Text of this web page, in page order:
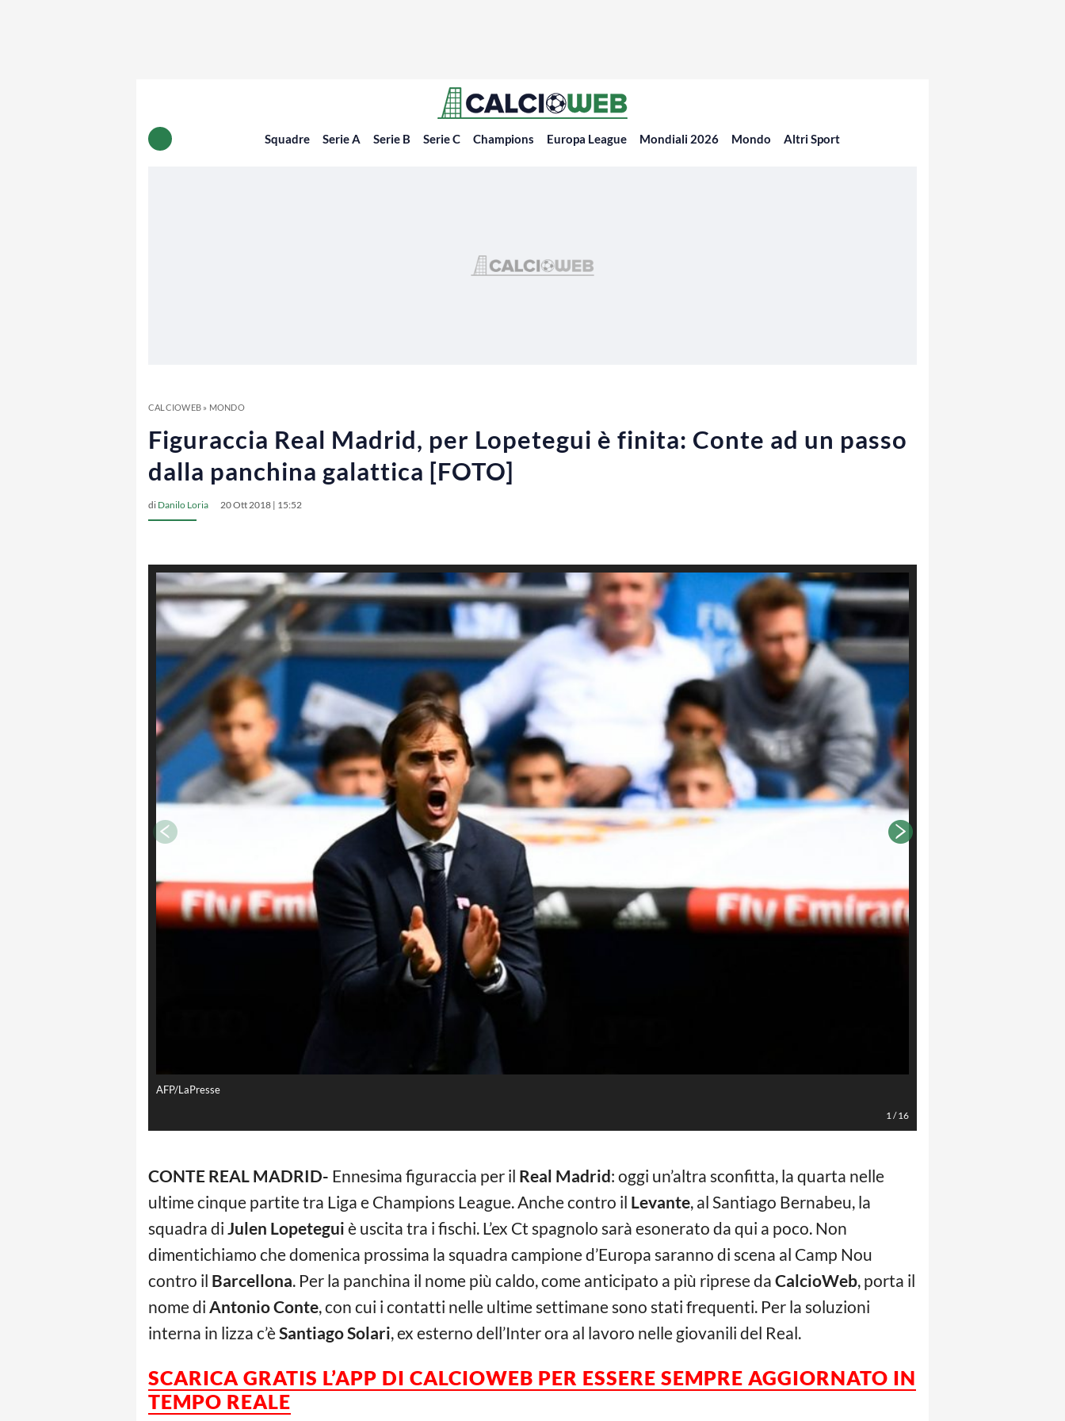
Squadre Serie A Serie B Serie C Champions Europa League Mondiali 2026 Mondo Altri Sport
CALCIOWEB» MONDO
Figuraccia Real Madrid, per Lopetegui è finita: Conte ad un passo
dalla panchina galattica [FOTO]
di Danilo Loria 20 Ott 2018 | 15:52
AFP/LaPresse
1/16
CONTE REAL MADRID- Ennesima figuraccia per il Real Madrid: oggi un’altra sconfitta, la quarta nelle
ultime cinque partite tra Liga e Champions League. Anche contro il Levante, al Santiago Bernabeu, la
squadra di Julen Lopetegui è uscita tra i fischi. L’ex Ct spagnolo sarà esonerato da qui a poco. Non
dimentichiamo che domenica prossima la squadra campione d’Europa saranno di scena al Camp Nou
contro il Barcellona. Per la panchina il nome più caldo, come anticipato a più riprese da CalcioWeb, porta il
nome di Antonio Conte, con cui i contatti nelle ultime settimane sono stati frequenti. Per la soluzioni
interna in lizza c’èSantiago Solari, ex esterno dell’Inter ora al lavoro nelle giovanili del Real.
SCARICA GRATIS L’APP DI CALCIOWEB PER ESSERE SEMPRE AGGIORNATO IN
TEMPO REALE